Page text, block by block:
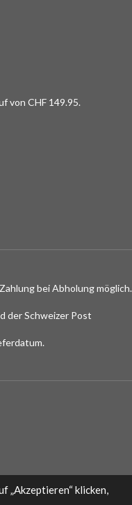
„Akzeptieren“ klicken,
von CHF 149.95.
bei Abholung möglich.
der Schweizer Post